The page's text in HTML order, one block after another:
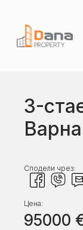
3-
Варна
Сподели чрез:
Цена:
95000